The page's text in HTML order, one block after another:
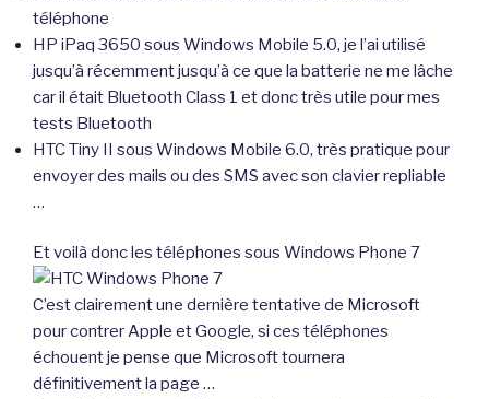
téléphone
HP iPaq 3650 sous Windows Mobile 5.0, je l’ai utilisé
jusqu’à récemment jusqu’à ce que la batterie ne me lâche
car il était Bluetooth Class 1 et donc très utile pour mes
tests Bluetooth
HTC Tiny II sous Windows Mobile 6.0, très pratique pour
envoyer des mails ou des SMS avec son clavier repliable
…
Et voilà donc les téléphones sous Windows Phone 7
C’est clairement une dernière tentative de Microsoft
pour contrer Apple et Google, si ces téléphones
échouent je pense que Microsoft tournera
définitivement la page …